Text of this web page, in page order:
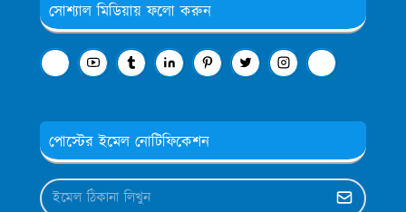
সোশ্যাল মিডিয়ায় ফলো করুন
পোস্টের ইমেল নোটিফিকেশন